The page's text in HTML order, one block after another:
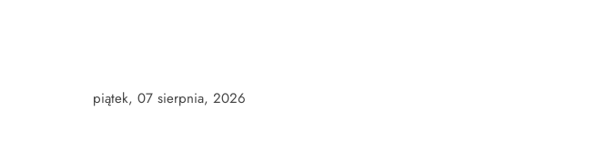
piątek, 07 sierpnia, 2026